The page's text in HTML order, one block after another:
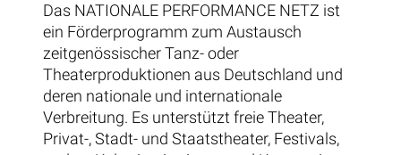
Das NATIONALE PERFORMANCE NETZ ist
ein Förderprogramm zum Austausch
zeitgenössischer Tanz- oder
Theaterproduktionen aus Deutschland und
deren nationale und internationale
Verbreitung. Es unterstützt freie Theater,
Privat-, Stadt- und Staatstheater, Festivals,